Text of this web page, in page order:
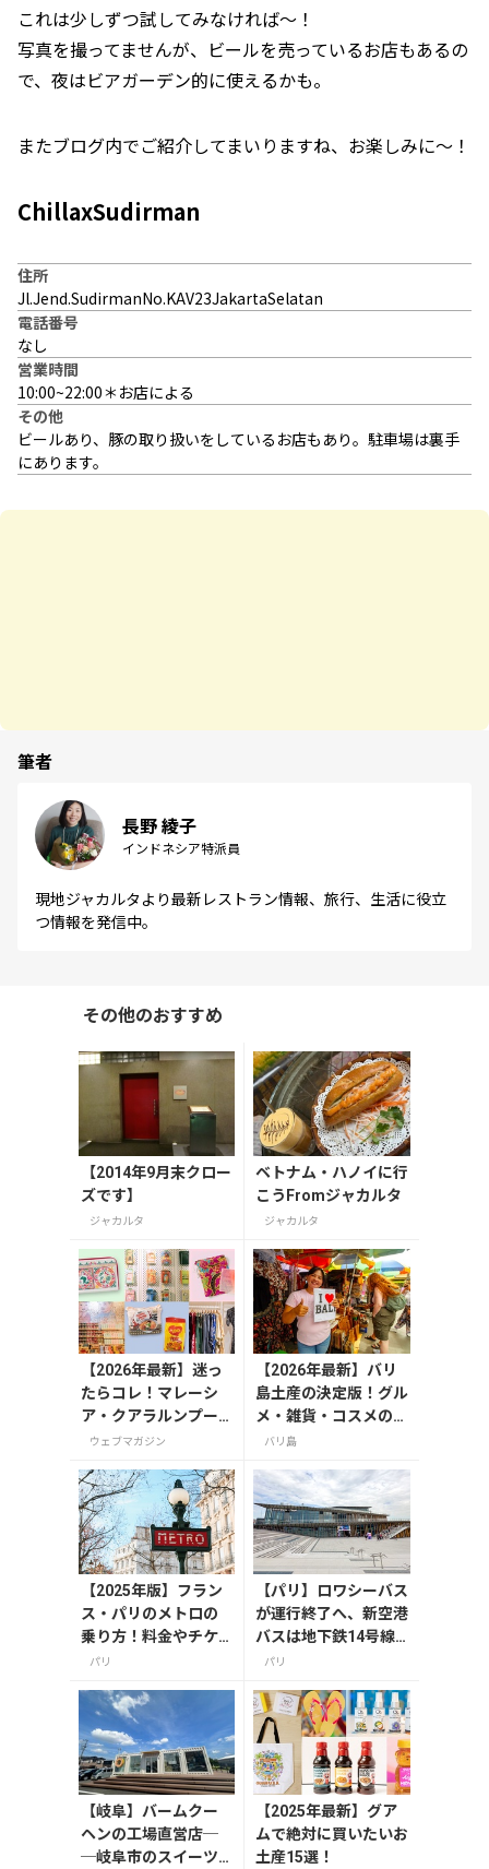
これは少しずつ試してみなければ～！
写真を撮ってませんが、ビールを売っているお店もあるの
で、夜はビアガーデン的に使えるかも。
またブログ内でご紹介してまいりますね、お楽しみに～！
ChillaxSudirman
住所
Jl.Jend.SudirmanNo.KAV23JakartaSelatan
電話番号
なし
営業時間
10:00~22:00＊お店による
その他
ビールあり、豚の取り扱いをしているお店もあり。駐車場は裏手
にあります。
筆者
長野 綾子
インドネシア特派員
現地ジャカルタより最新レストラン情報、旅行、生活に役立
つ情報を発信中。
その他のおすすめ
【2014年9月末クロー
ズです】
ジャカルタ
ベトナム・ハノイに行
こうFromジャカルタ
ジャカルタ
【2026年最新】迷っ
たらコレ！マレーシ
ア・クアラルンプー
ルで絶対買いたいお
ウェブマガジン
【2026年最新】バリ
島土産の決定版！グル
メ・雑貨・コスメのお
すすめ20選
バリ島
【2025年版】フラン
ス・パリのメトロの
乗り方！料金やチケ
ットの種類、注意点
パリ
【パリ】ロワシーバス
が運行終了へ、新空港
バスは地下鉄14号線
サン・ドニ・プレイエ
パリ
【岐阜】バームクー
ヘンの工場直営店─
─岐阜市のスイーツ
【2025年最新】グア
ムで絶対に買いたいお
土産15選！